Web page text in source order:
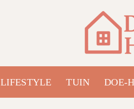
LIFESTYLE TUIN DOE-